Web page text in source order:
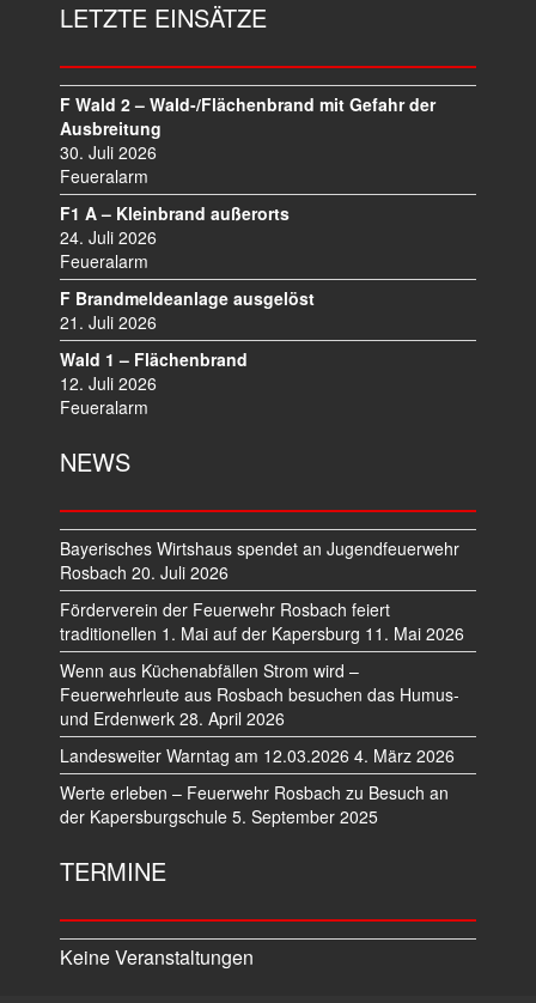
LETZTE EINSÄTZE
F Wald 2 – Wald-/Flächenbrand mit Gefahr der
Ausbreitung
30. Juli 2026
Feueralarm
F1 A – Kleinbrand außerorts
24. Juli 2026
Feueralarm
F Brandmeldeanlage ausgelöst
21. Juli 2026
Wald 1 – Flächenbrand
12. Juli 2026
Feueralarm
NEWS
Bayerisches Wirtshaus spendet an Jugendfeuerwehr
Rosbach 20. Juli 2026
Förderverein der Feuerwehr Rosbach feiert
traditionellen 1. Mai auf der Kapersburg 11. Mai 2026
Wenn aus Küchenabfällen Strom wird –
Feuerwehrleute aus Rosbach besuchen das Humus-
und Erdenwerk 28. April 2026
Landesweiter Warntag am 12.03.2026 4. März 2026
Werte erleben – Feuerwehr Rosbach zu Besuch an
der Kapersburgschule 5. September 2025
TERMINE
Keine Veranstaltungen